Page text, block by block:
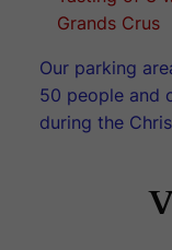
Grands Crus
Our parking
50 people and
during the